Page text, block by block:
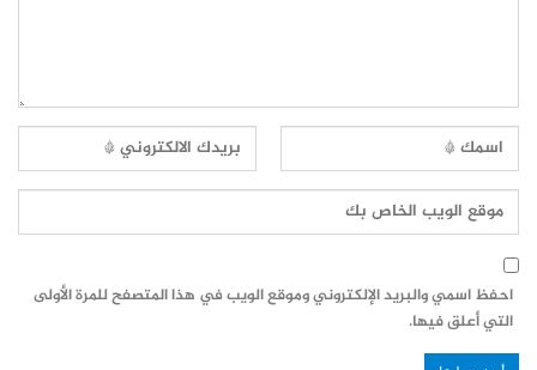
احفظ اسمي والبريد الإلكتروني وموقع الويب في هذا المتصفح للمرة الأولى
التي أعلق فيها.